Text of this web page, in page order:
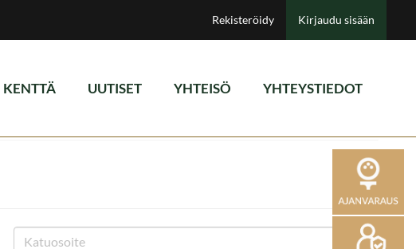
Rekisteröidy Kirjaudu sisään
KENTTÄ UUTISET YHTEISÖ YHTEYSTIEDOT